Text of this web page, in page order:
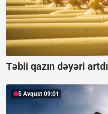
Təbii qazın dəyəri artdı
5 Avqust 09:01